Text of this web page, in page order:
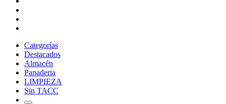
Categorías
Destacados
Almacén
Panaderia
LIMPIEZA
Sin TACC